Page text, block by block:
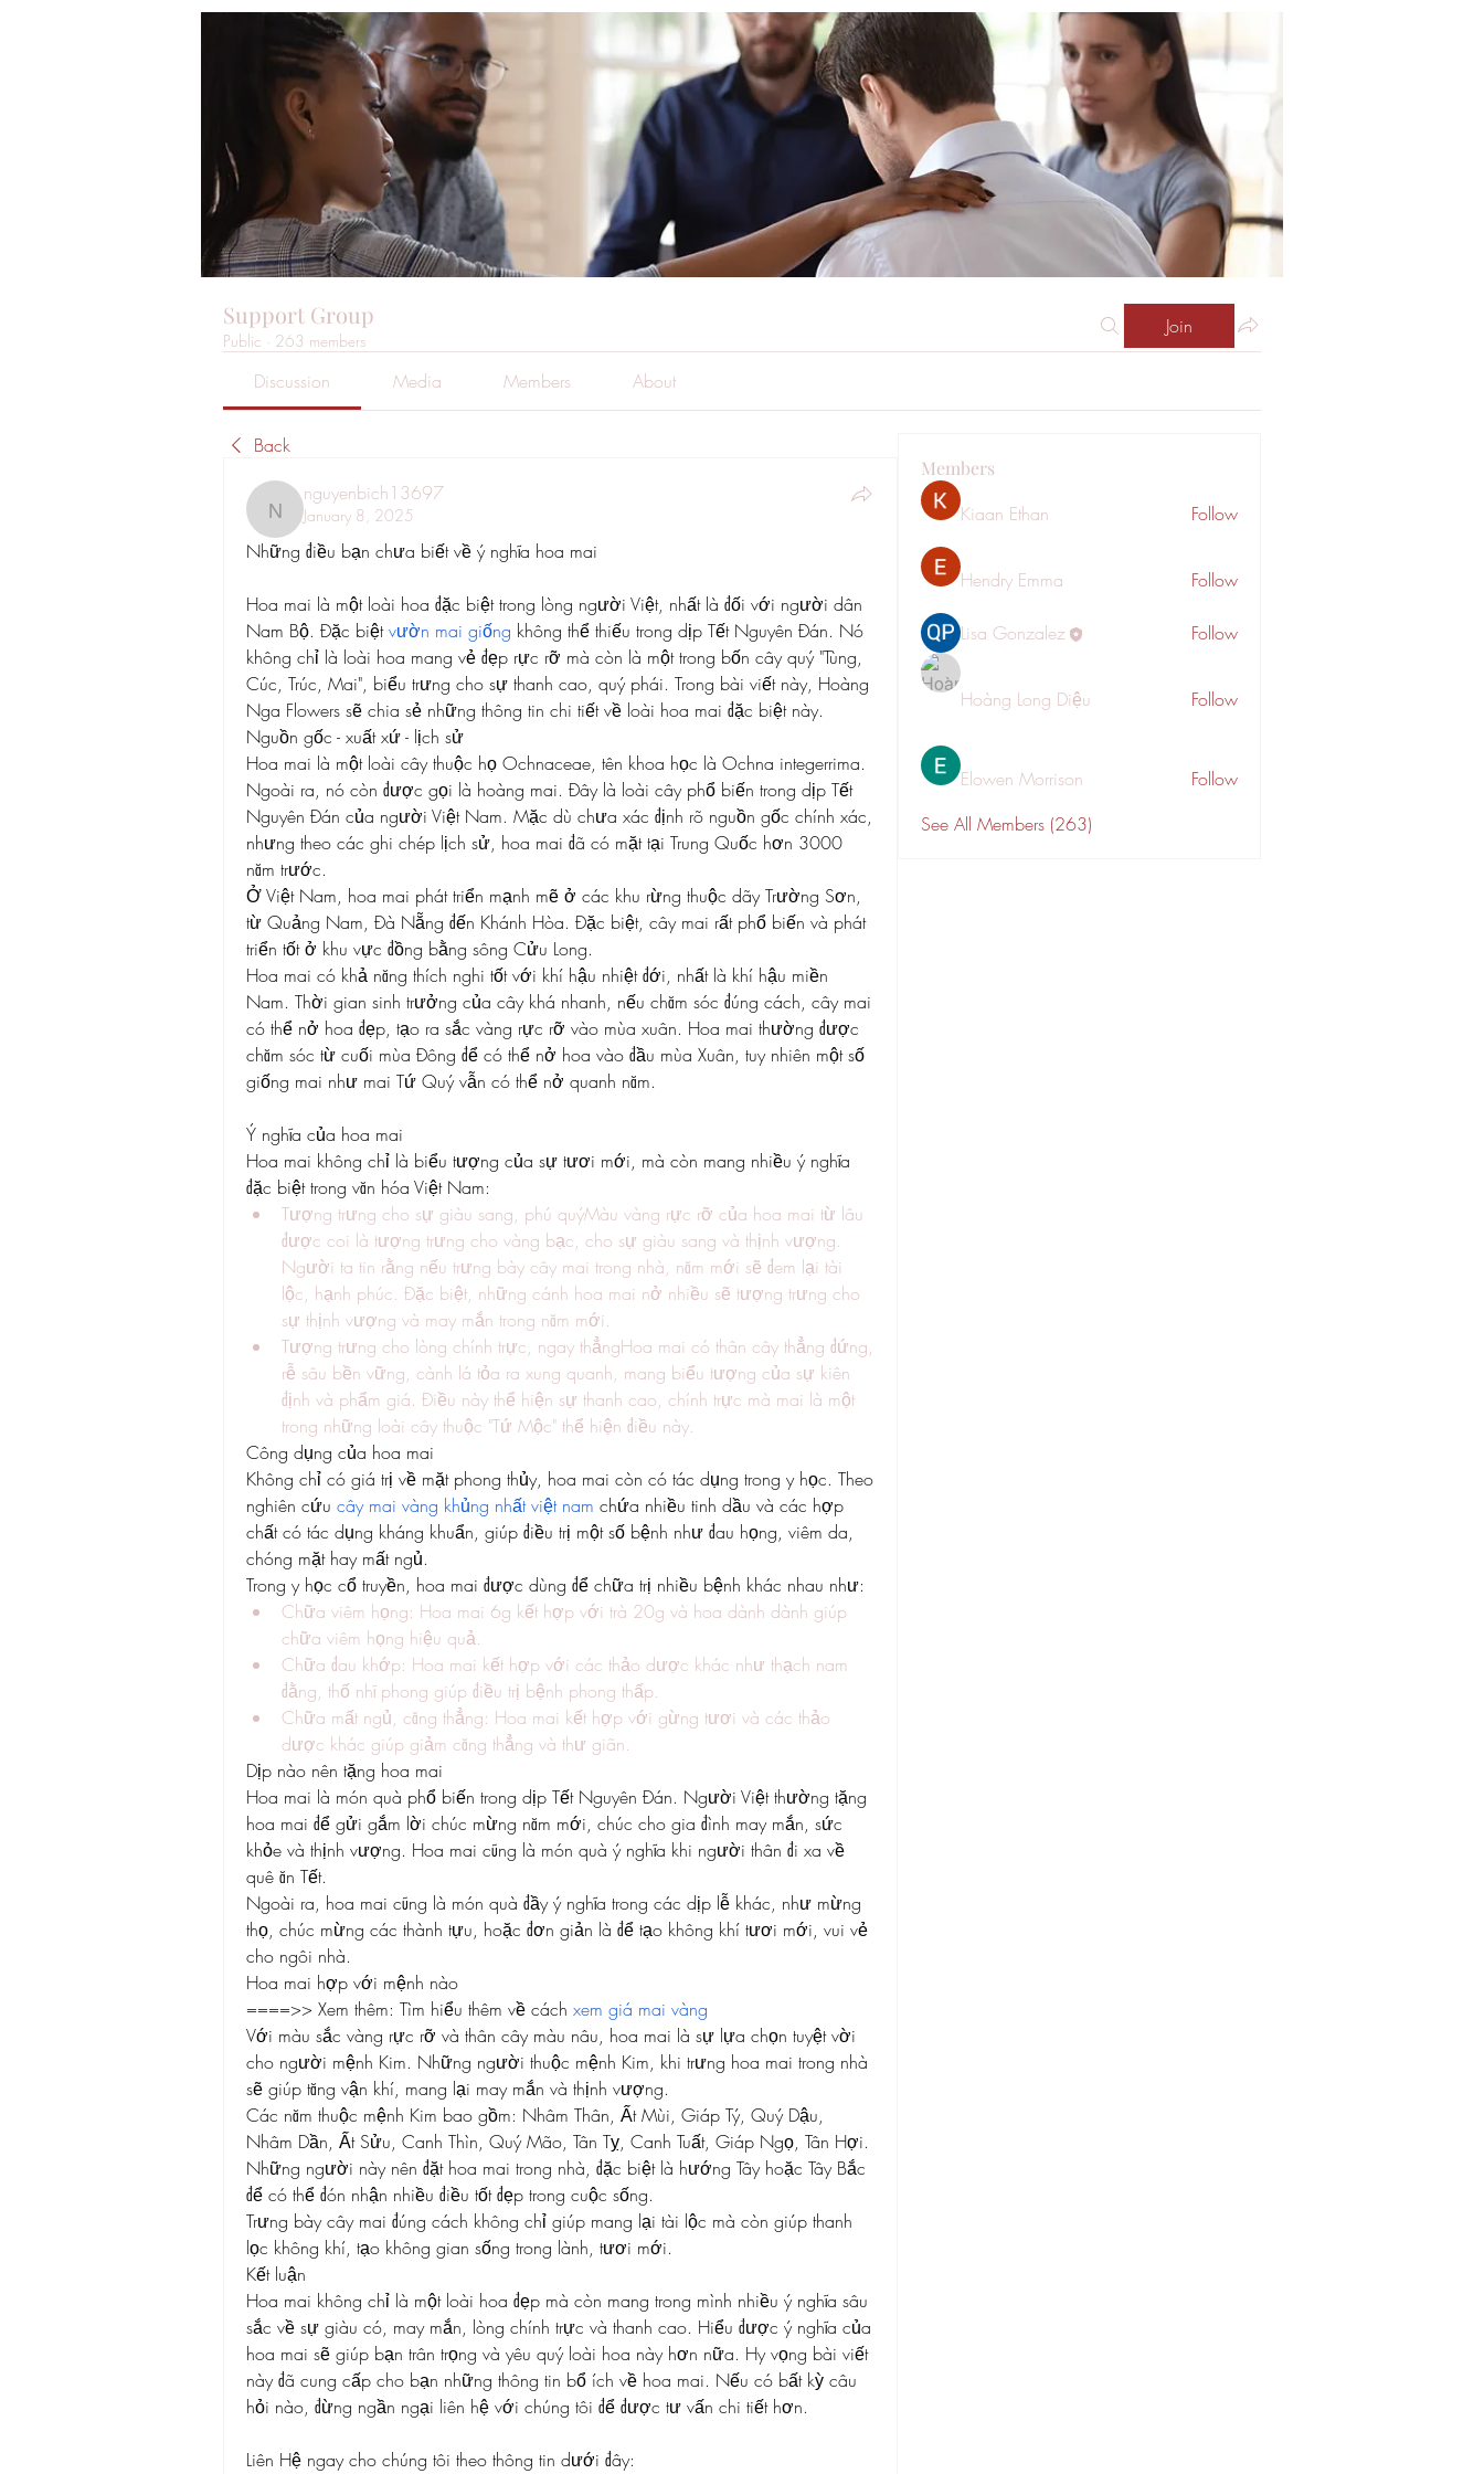
Support Group
Public · 263 members
Join
Discussion Media Members About
Back
nguyenbich13697
nguyenbich13697
January 8, 2025
Những điều bạn chưa biết về ý nghĩa hoa mai
Hoa mai là một loài hoa đặc biệt trong lòng người Việt, nhất là đối với người dân
Nam Bộ. Đặc biệt vườn mai giống không thể thiếu trong dịp Tết Nguyên Đán. Nó
không chỉ là loài hoa mang vẻ đẹp rực rỡ mà còn là một trong bốn cây quý "Tùng,
Cúc, Trúc, Mai", biểu trưng cho sự thanh cao, quý phái. Trong bài viết này, Hoàng
Nga Flowers sẽ chia sẻ những thông tin chi tiết về loài hoa mai đặc biệt này.
Nguồn gốc - xuất xứ - lịch sử
Hoa mai là một loài cây thuộc họ Ochnaceae, tên khoa học là Ochna integerrima.
Ngoài ra, nó còn được gọi là hoàng mai. Đây là loài cây phổ biến trong dịp Tết
Nguyên Đán của người Việt Nam. Mặc dù chưa xác định rõ nguồn gốc chính xác,
nhưng theo các ghi chép lịch sử, hoa mai đã có mặt tại Trung Quốc hơn 3000
năm trước.
Ở Việt Nam, hoa mai phát triển mạnh mẽ ở các khu rừng thuộc dãy Trường Sơn,
từ Quảng Nam, Đà Nẵng đến Khánh Hòa. Đặc biệt, cây mai rất phổ biến và phát
triển tốt ở khu vực đồng bằng sông Cửu Long.
Hoa mai có khả năng thích nghi tốt với khí hậu nhiệt đới, nhất là khí hậu miền
Nam. Thời gian sinh trưởng của cây khá nhanh, nếu chăm sóc đúng cách, cây mai
có thể nở hoa đẹp, tạo ra sắc vàng rực rỡ vào mùa xuân. Hoa mai thường được
chăm sóc từ cuối mùa Đông để có thể nở hoa vào đầu mùa Xuân, tuy nhiên một số
giống mai như mai Tứ Quý vẫn có thể nở quanh năm.
Ý nghĩa của hoa mai
Hoa mai không chỉ là biểu tượng của sự tươi mới, mà còn mang nhiều ý nghĩa
đặc biệt trong văn hóa Việt Nam:
Tượng trưng cho sự giàu sang, phú quýMàu vàng rực rỡ của hoa mai từ lâu
được coi là tượng trưng cho vàng bạc, cho sự giàu sang và thịnh vượng.
Người ta tin rằng nếu trưng bày cây mai trong nhà, năm mới sẽ đem lại tài
lộc, hạnh phúc. Đặc biệt, những cánh hoa mai nở nhiều sẽ tượng trưng cho
sự thịnh vượng và may mắn trong năm mới.
Tượng trưng cho lòng chính trực, ngay thẳngHoa mai có thân cây thẳng đứng,
rễ sâu bền vững, cành lá tỏa ra xung quanh, mang biểu tượng của sự kiên
định và phẩm giá. Điều này thể hiện sự thanh cao, chính trực mà mai là một
trong những loài cây thuộc "Tứ Mộc" thể hiện điều này.
Công dụng của hoa mai
Không chỉ có giá trị về mặt phong thủy, hoa mai còn có tác dụng trong y học. Theo
nghiên cứu cây mai vàng khủng nhất việt nam chứa nhiều tinh dầu và các hợp
chất có tác dụng kháng khuẩn, giúp điều trị một số bệnh như đau họng, viêm da,
chóng mặt hay mất ngủ.
Trong y học cổ truyền, hoa mai được dùng để chữa trị nhiều bệnh khác nhau như:
Chữa viêm họng: Hoa mai 6g kết hợp với trà 20g và hoa dành dành giúp
chữa viêm họng hiệu quả.
Chữa đau khớp: Hoa mai kết hợp với các thảo dược khác như thạch nam
đằng, thố nhĩ phong giúp điều trị bệnh phong thấp.
Chữa mất ngủ, căng thẳng: Hoa mai kết hợp với gừng tươi và các thảo
dược khác giúp giảm căng thẳng và thư giãn.
Dịp nào nên tặng hoa mai
Hoa mai là món quà phổ biến trong dịp Tết Nguyên Đán. Người Việt thường tặng
hoa mai để gửi gắm lời chúc mừng năm mới, chúc cho gia đình may mắn, sức
khỏe và thịnh vượng. Hoa mai cũng là món quà ý nghĩa khi người thân đi xa về
quê ăn Tết.
Ngoài ra, hoa mai cũng là món quà đầy ý nghĩa trong các dịp lễ khác, như mừng
thọ, chúc mừng các thành tựu, hoặc đơn giản là để tạo không khí tươi mới, vui vẻ
cho ngôi nhà.
Hoa mai hợp với mệnh nào
====>> Xem thêm: Tìm hiểu thêm về cách xem giá mai vàng
Với màu sắc vàng rực rỡ và thân cây màu nâu, hoa mai là sự lựa chọn tuyệt vời
cho người mệnh Kim. Những người thuộc mệnh Kim, khi trưng hoa mai trong nhà
sẽ giúp tăng vận khí, mang lại may mắn và thịnh vượng.
Các năm thuộc mệnh Kim bao gồm: Nhâm Thân, Ất Mùi, Giáp Tý, Quý Dậu,
Nhâm Dần, Ất Sửu, Canh Thìn, Quý Mão, Tân Tỵ, Canh Tuất, Giáp Ngọ, Tân Hợi.
Những người này nên đặt hoa mai trong nhà, đặc biệt là hướng Tây hoặc Tây Bắc
để có thể đón nhận nhiều điều tốt đẹp trong cuộc sống.
Trưng bày cây mai đúng cách không chỉ giúp mang lại tài lộc mà còn giúp thanh
lọc không khí, tạo không gian sống trong lành, tươi mới.
Kết luận
Hoa mai không chỉ là một loài hoa đẹp mà còn mang trong mình nhiều ý nghĩa sâu
sắc về sự giàu có, may mắn, lòng chính trực và thanh cao. Hiểu được ý nghĩa của
hoa mai sẽ giúp bạn trân trọng và yêu quý loài hoa này hơn nữa. Hy vọng bài viết
này đã cung cấp cho bạn những thông tin bổ ích về hoa mai. Nếu có bất kỳ câu
hỏi nào, đừng ngần ngại liên hệ với chúng tôi để được tư vấn chi tiết hơn.
Liên Hệ ngay cho chúng tôi theo thông tin dưới đây:
Members
Kiaan Ethan Follow
Hendry Emma Follow
Lisa Gonzalez Follow
Hoàng Long Diệu Follow
Elowen Morrison
Follow
See All Members (263)